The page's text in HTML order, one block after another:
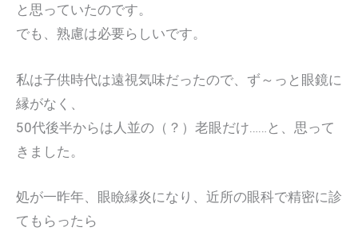
と思っていたのです。
でも、熟慮は必要らしいです。
私は子供時代は遠視気味だったので、ず～っと眼鏡に
縁がなく、
50代後半からは人並の（？）老眼だけ……と、思って
きました。
処が一昨年、眼瞼縁炎になり、近所の眼科で精密に診
てもらったら